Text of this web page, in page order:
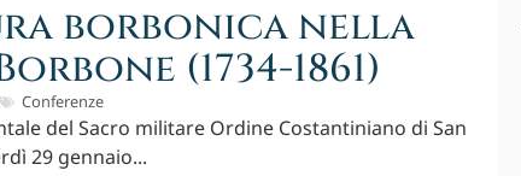
borbonica nella
(1734-1861)
Conferenze
del Sacro militare Ordine Costantiniano di San
29 gennaio...